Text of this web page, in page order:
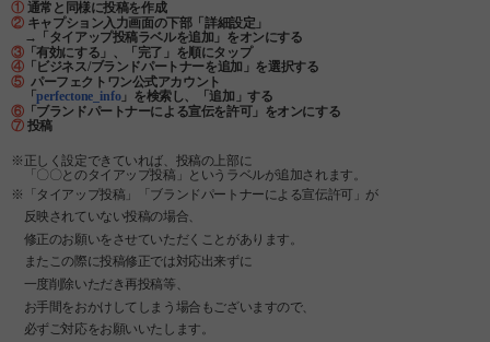
①通常と同様に投稿を作成
②キャプション入力画面の下部「詳細設定」
→「タイアップ投稿ラベルを追加」をオンにする
③「有効にする」、「完了」を順にタップ
④「ビジネス/ブランドパートナーを追加」を選択する
⑤ パーフェクトワン公式アカウント
「perfectone_info」を検索し、「追加」する
⑥「ブランドパートナーによる宣伝を許可」をオンにする
⑦投稿
※正しく設定できていれば、投稿の上部に
「〇〇とのタイアップ投稿」というラベルが追加されます。
※
「タイアップ投稿」「ブランドパートナーによる宣伝許可」が
反映されていない投稿の場合、
修正のお願いをさせていただくことがあります。
またこの際に投稿修正では対応出来ずに
一度削除いただき再投稿等、
お手間をおかけしてしまう場合もございますので、
必ずご対応をお願いいたします。